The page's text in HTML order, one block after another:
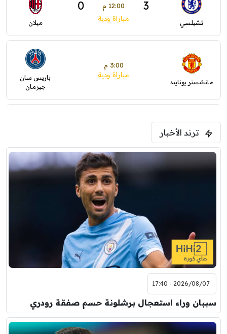
تشيلسي
3 12:00 م 0
مباراة ودية ميلان
مانشستر يونايتد
3:00 م
مباراة ودية
باريس سان
جيرمان
فرينتسفاروشي
7:00 م
مباراة ودية
اودينيزي
8:00 م
مباراة ودية
ترند الأخبار
2026/08/07 - 17:40
سببان وراء استعجال برشلونة حسم صفقة رودري